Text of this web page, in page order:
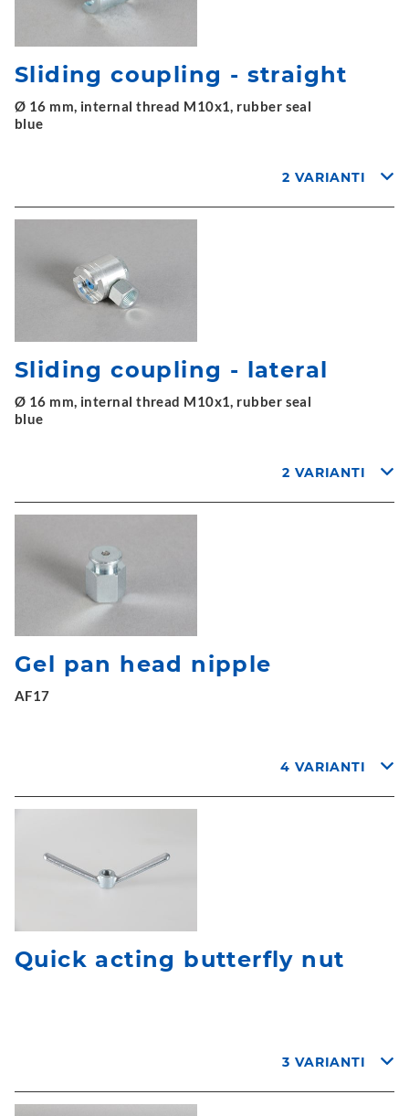
Sliding coupling - straight
Ø 16 mm, internal thread M10x1, rubber seal
blue
2 VARIANTI
Sliding coupling - lateral
Ø 16 mm, internal thread M10x1, rubber seal
blue
2 VARIANTI
Gel pan head nipple
AF17
4 VARIANTI
Quick acting butterfly nut
3 VARIANTI